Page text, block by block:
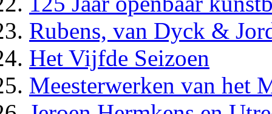
Rubens, van Dyck &
Het Vijfde Seizoen
Meesterwerken van het